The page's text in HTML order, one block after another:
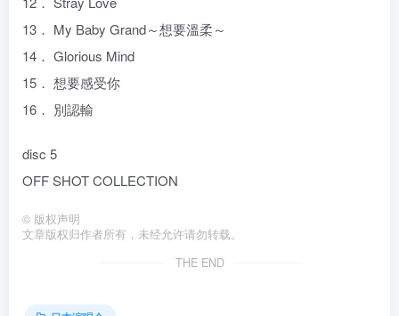
13． My Baby Grand～想要溫柔～
14． Glorious Mind
15． 想要感受你
16． 別認輸
disc 5
OFF SHOT COLLECTION
© 版权声明
文章版权归作者所有，未经允许请勿转载。
THE END